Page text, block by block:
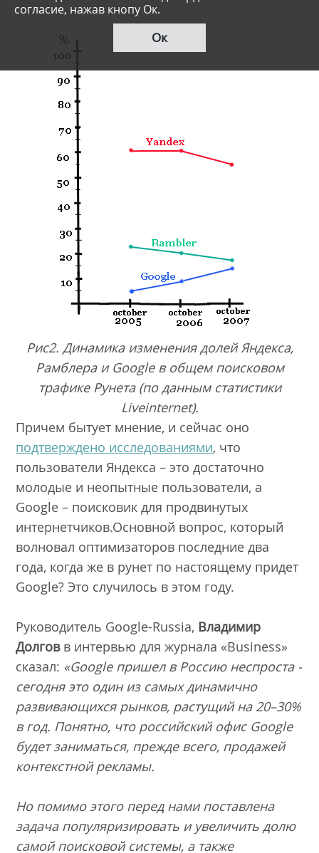
Рис2. Динамика изменения долей Яндекса,
Рамблера и Google в общем поисковом
трафике Рунета (по данным статистики
Liveinternet).
Причем бытует мнение, и сейчас оно
подтверждено исследованиями, что
пользователи Яндекса – это достаточно
молодые и неопытные пользователи, а
Google – поисковик для продвинутых
интернетчиков.Основной вопрос, который
волновал оптимизаторов последние два
года, когда же в рунет по настоящему придет
Google? Это случилось в этом году.
Руководитель Google-Russia, Владимир
Долговв интервью для журнала «Business»
сказал: «Google пришел в Россию неспроста -
сегодня это один из самых динамично
развивающихся рынков, растущий на 20–30%
в год. Понятно, что российский офис Google
будет заниматься, прежде всего, продажей
контекстной рекламы.
Но помимо этого перед нами поставлена
задача популяризировать и увеличить долю
самой поисковой системы, а также
согласие, нажав кнопу Ок.
Ок